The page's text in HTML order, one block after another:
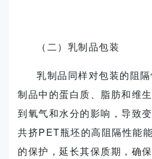
（二）乳制品包装
乳制品同样对包装的阻
制品中的蛋白质、脂肪和维
到氧气和水分的影响，导致
共挤PET瓶坯的高阻隔性能
的保护，延长其保质期，确